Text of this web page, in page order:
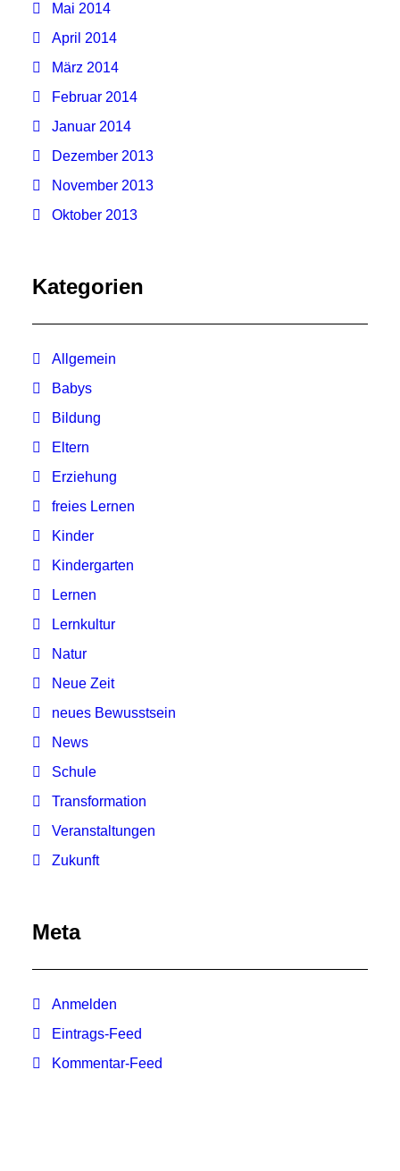
Mai 2014
April 2014
März 2014
Februar 2014
Januar 2014
Dezember 2013
November 2013
Oktober 2013
Kategorien
Allgemein
Babys
Bildung
Eltern
Erziehung
freies Lernen
Kinder
Kindergarten
Lernen
Lernkultur
Natur
Neue Zeit
neues Bewusstsein
News
Schule
Transformation
Veranstaltungen
Zukunft
Meta
Anmelden
Eintrags-Feed
Kommentar-Feed